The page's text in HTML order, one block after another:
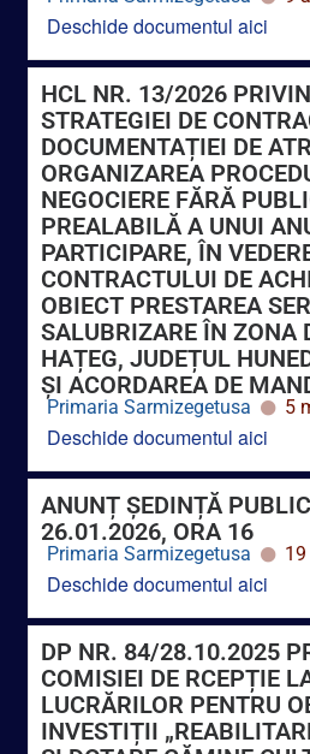
HCL NR. 13/2026
STRATEGIEI DE
DOCUMENTAȚIEI DE
ORGANIZAREA
NEGOCIERE FĂRĂ
PREALABILĂ A UNUI
PARTICIPARE, ÎN
CONTRACTULUI DE
OBIECT PRESTAREA
SALUBRIZARE ÎN ZONA
HAȚEG, JUDEȚUL
ȘI ACORDAREA DE
Primaria Sarmizegetusa 5
Deschide documentul aici
ANUNȚ ȘEDINȚĂ
26.01.2026, ORA 16
Primaria Sarmizegetusa
Deschide documentul aici
DP NR. 84/28.10.2025
COMISIEI DE RCEPȚIE
LUCRĂRILOR PENTRU
INVESTIȚII
ȘI DOTARE CĂMINE
SATELE PĂUCINEȘTI ȘI
COMUNA